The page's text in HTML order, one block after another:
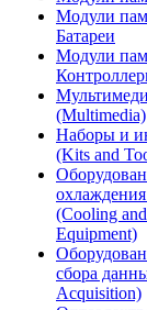
Модули
Батареи
Модули
(Multimedia)
Наборы и
(Kits and
(Cooling
Equipment)
сбора
Acquisition)